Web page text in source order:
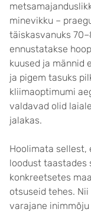
minevikku –
täiskasvanuks
ennustatakse
kuused ja männid
ja pigem tasuks
kliimaoptimumi
valdavad olid
jalakas.
Hoolimata sellest,
loodust taastades
konkreetsetes
otsuseid tehes.
varajane